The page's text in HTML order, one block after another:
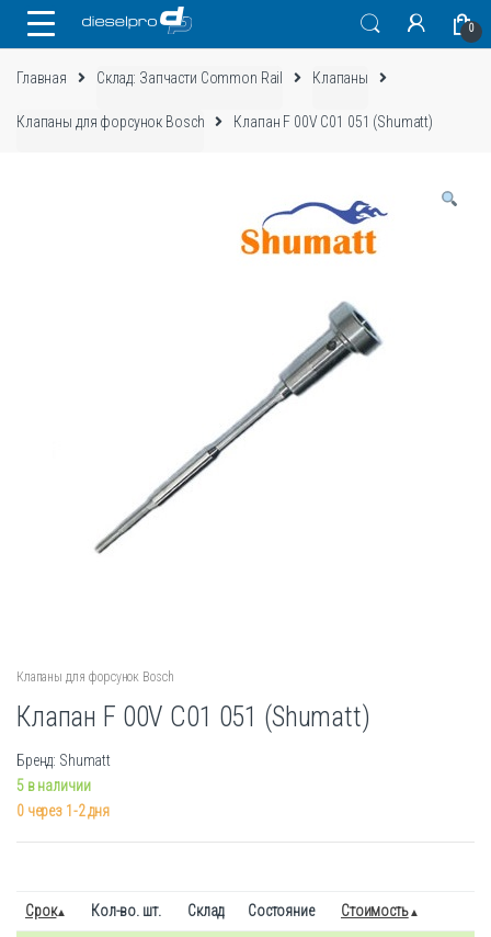
0
Главная Склад: Запчасти Common Rail Клапаны
Клапаны для форсунок Bosch Клапан F 00V C01 051 (Shumatt)
Клапаны для форсунок Bosch
Клапан F 00V C01 051 (Shumatt)
Бренд: Shumatt
5 в наличии
0 через 1-2 дня
Срок Кол-во. шт. Склад Состояние Стоимость